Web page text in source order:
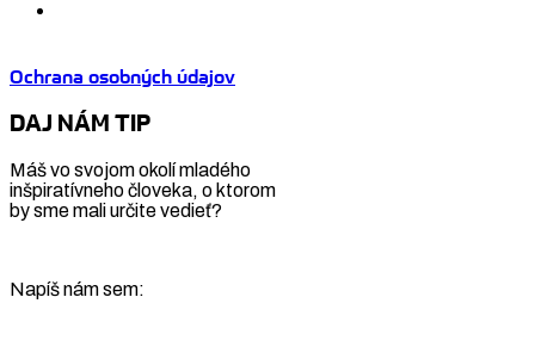
Ochrana osobných údajov
DAJ NÁM TIP
Máš vo svojom okolí mladého
inšpiratívneho človeka, o ktorom
by sme mali určite vedieť?
Napíš nám sem: